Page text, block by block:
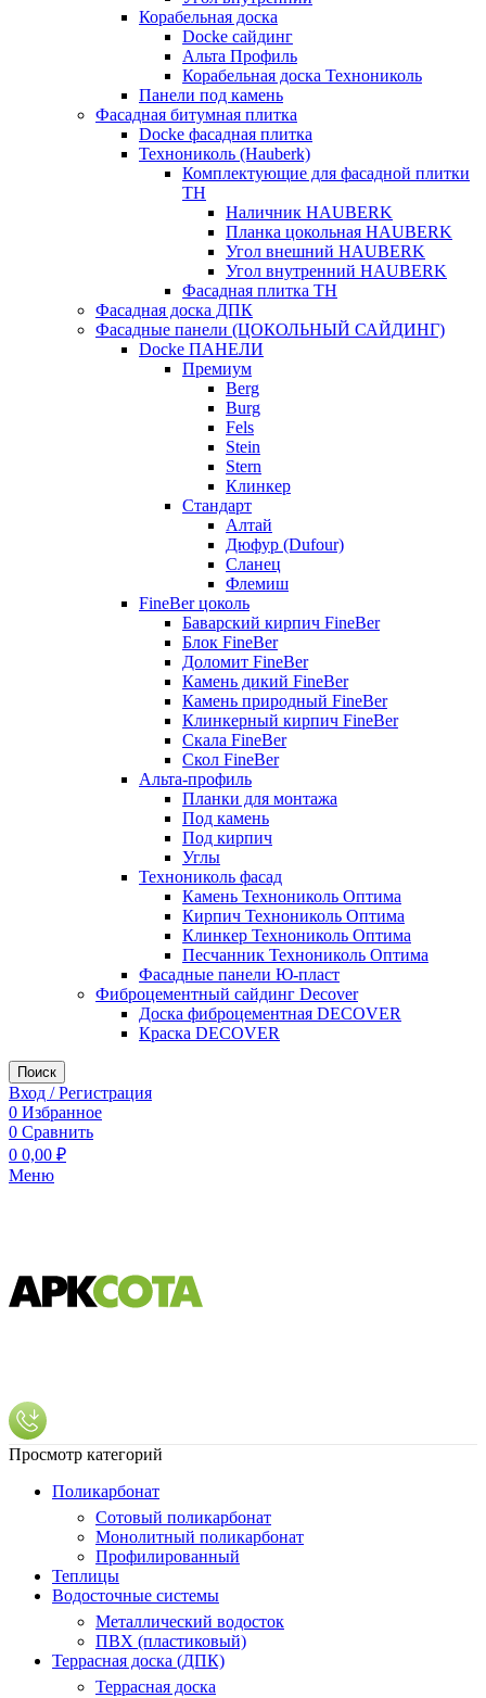
Корабельная доска
Docke сайдинг
Альта Профиль
Корабельная доска Технониколь
Панели под камень
Фасадная битумная плитка
Docke фасадная плитка
Технониколь (Hauberk)
Комплектующие для фасадной плитки
ТН
Наличник HAUBERK
Планка цокольная HAUBERK
Угол внешний HAUBERK
Угол внутренний HAUBERK
Фасадная плитка ТН
Фасадная доска ДПК
Фасадные панели (ЦОКОЛЬНЫЙ САЙДИНГ)
Docke ПАНЕЛИ
Премиум
Berg
Burg
Fels
Stein
Stern
Клинкер
Стандарт
Алтай
Дюфур (Dufour)
Сланец
Флемиш
FineBer цоколь
Баварский кирпич FineBer
Блок FineBer
Доломит FineBer
Камень дикий FineBer
Камень природный FineBer
Клинкерный кирпич FineBer
Скала FineBer
Скол FineBer
Альта-профиль
Планки для монтажа
Под камень
Под кирпич
Углы
Технониколь фасад
Камень Технониколь Оптима
Кирпич Технониколь Оптима
Клинкер Технониколь Оптима
Песчанник Технониколь Оптима
Фасадные панели Ю-пласт
Фиброцементный сайдинг Decover
Доска фиброцементная DECOVER
Краска DECOVER
Поиск
Вход / Регистрация
0 Избранное
0 Сравнить
0 0,00 ₽
Меню
Просмотр категорий
Поликарбонат
Сотовый поликарбонат
Монолитный поликарбонат
Профилированный
Теплицы
Водосточные системы
Металлический водосток
ПВХ (пластиковый)
Террасная доска (ДПК)
Террасная доска